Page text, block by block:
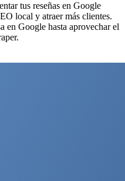
tus reseñas en Google
local y atraer más clientes.
en Google hasta aprovechar el